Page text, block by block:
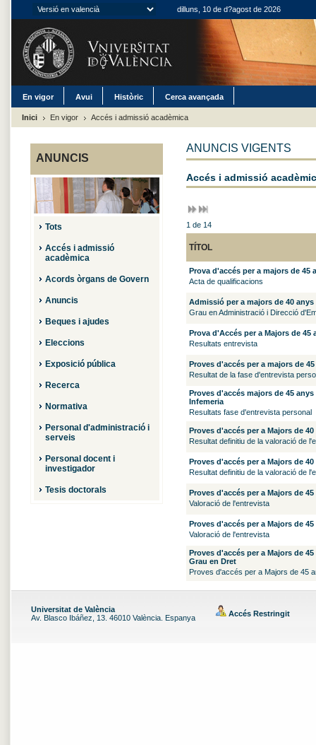
dilluns, 10 de d?agost de 2026
En vigor Avui Històric Cerca avançada
Inici En vigor Accés i admissió acadèmica
ANUNCIS
Tots
Accés i admissió
acadèmica
Acords òrgans de Govern
Anuncis
Beques i ajudes
Eleccions
Exposició pública
Recerca
Normativa
Personal d'administració i
serveis
Personal docent i
investigador
Tesis doctorals
ANUNCIS VIGENTS
Accés i admissió
1 de 14
TÍTOL
Prova d'accés per a majors de 45
Acta de qualificacions
Admissió per a majors de 40 anys
Grau en Administració i Direcció
Prova d'Accés per a Majors de 45
Resultats entrevista
Proves d'accés per a majors de
Resultat de la fase d'entrevista
Proves d'accés majors de 45 anys
Infemeria
Resultats fase d'entrevista personal
Proves d'accés per a Majors de
Resultat definitiu de la valoració de
Proves d'accés per a Majors de
Resultat definitiu de la valoració de
Proves d'accés per a Majors de
Valoració de l'entrevista
Proves d'accés per a Majors de
Valoració de l'entrevista
Proves d'accés per a Majors de
Grau en Dret
Proves d'accés per a Majors de 45
Universitat de València
Av. Blasco Ibáñez, 13. 46010 València. Espanya
Accés Restringit